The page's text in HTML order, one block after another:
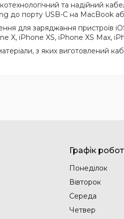
та надійний
до порту USB-C на MacBook
для заряджання пристроїв
iPhone XS, iPhone XS Max,
з яких виготовлений
Графік
Понеділок
Вівторок
Середа
Четвер